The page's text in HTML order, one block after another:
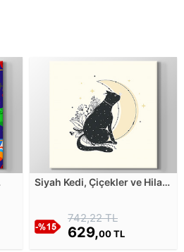
Siyah Kedi, Çiçekler ve Hilal
742,22 TL
629,00 TL